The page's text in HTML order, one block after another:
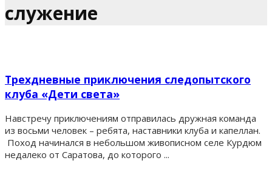
служение
Трехдневные приключения следопытского
клуба «Дети света»
Навстречу приключениям отправилась дружная команда
из восьми человек – ребята, наставники клуба и капеллан.
Поход начинался в небольшом живописном селе Курдюм
недалеко от Саратова, до которого ...